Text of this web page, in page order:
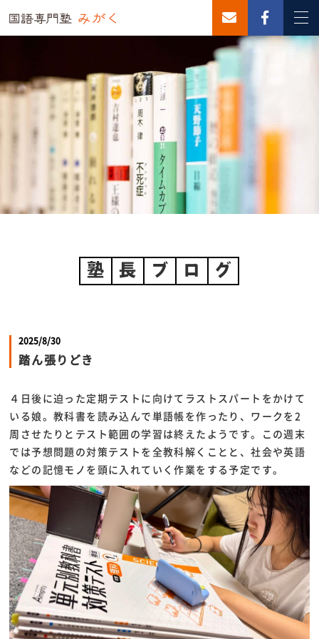
塾 長 ブ ロ グ
2025/8/30
踏ん張りどき
４日後に迫った定期テストに向けてラストスパートをかけて
いる娘。教科書を読み込んで単語帳を作ったり、ワークを2
周させたりとテスト範囲の学習は終えたようです。この週末
では予想問題の対策テストを全教科解くことと、社会や英語
などの記憶モノを頭に入れていく作業をする予定です。